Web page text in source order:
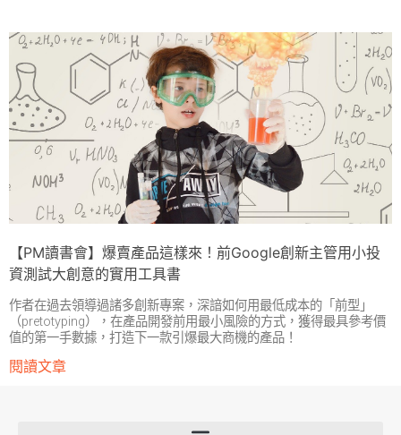
【PM讀書會】爆賣產品這樣來！前Google創新主管用小投
資測試大創意的實用工具書
作者在過去領導過諸多創新專案，深諳如何用最低成本的「前型」
（pretotyping），在產品開發前用最小風險的方式，獲得最具參考價
值的第一手數據，打造下一款引爆最大商機的產品！
閱讀文章